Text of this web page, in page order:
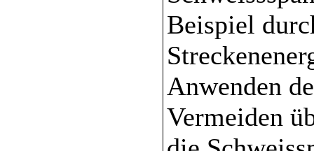
Beispiel
Anwenden
Vermeiden